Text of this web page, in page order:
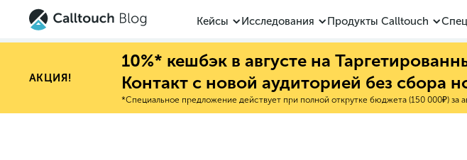
Кейсы Исследования Продукты Calltouch
АКЦИЯ!
10%* кешбэк в августе на
Контакт с новой аудиторией без сбора
*Специальное предложение действует при полной открутке бюджета (150 000₽) за